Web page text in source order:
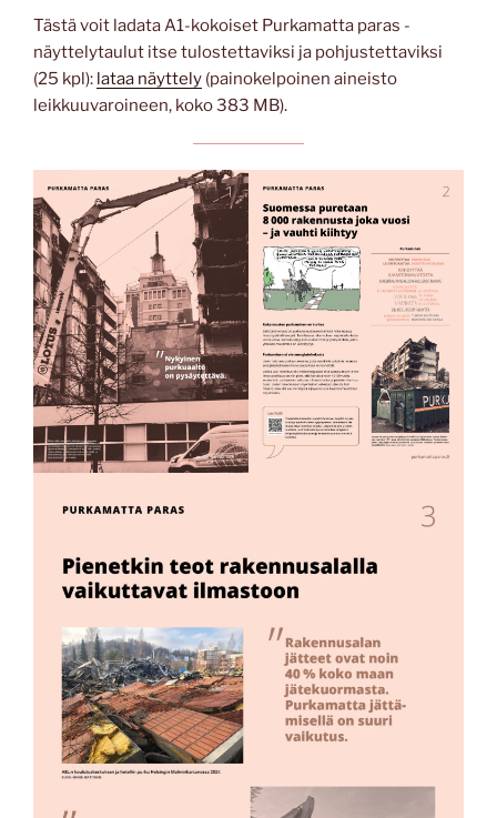
Tästä voit ladata A1-kokoiset Purkamatta paras -
näyttelytaulut itse tulostettaviksi ja pohjustettaviksi
(25 kpl): lataa näyttely (painokelpoinen aineisto
leikkuuvaroineen, koko 383 MB).